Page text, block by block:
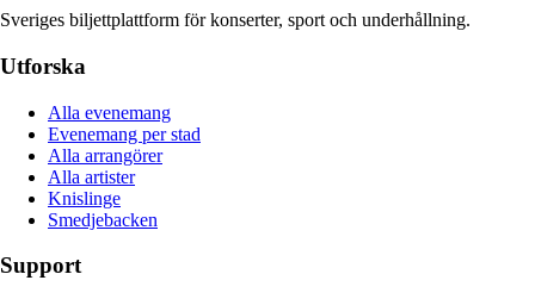
Sveriges biljettplattform för konserter, sport och underhållning.
Utforska
Alla evenemang
Evenemang per stad
Alla arrangörer
Alla artister
Knislinge
Smedjebacken
Support